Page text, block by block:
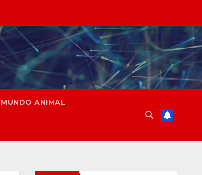
MUNDO ANIMAL